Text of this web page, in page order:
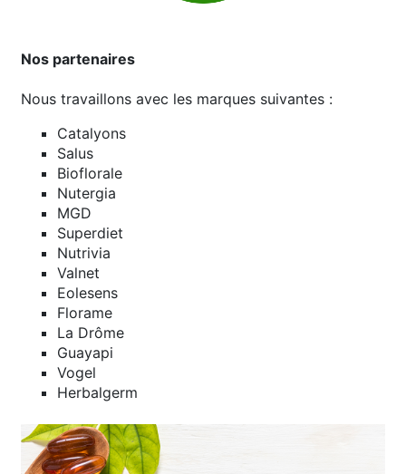
Nos partenaires
Nous travaillons avec les marques suivantes :
Catalyons
Salus
Bioflorale
Nutergia
MGD
Superdiet
Nutrivia
Valnet
Eolesens
Florame
La Drôme
Guayapi
Vogel
Herbalgerm